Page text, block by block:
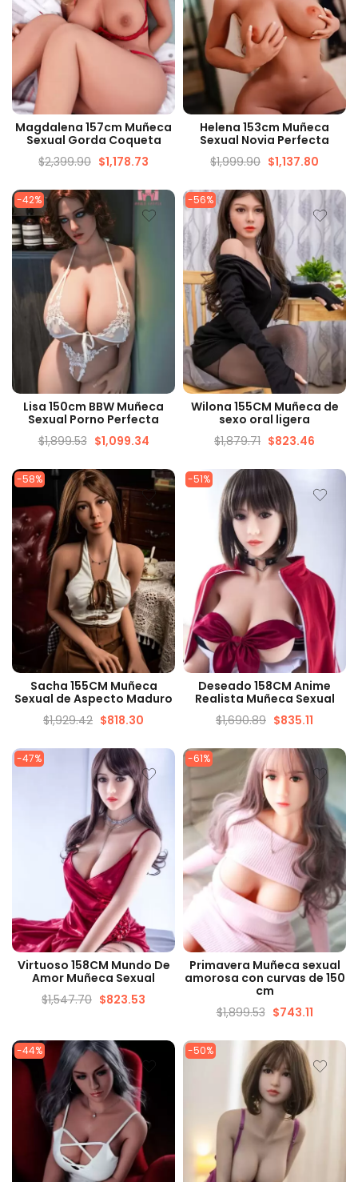
VISTA RÁPIDA
Magdalena 157cm Muñeca
Sexual Gorda Coqueta
$2,399.90 $1,178.73
VISTA RÁPIDA
Helena 153cm Muñeca
Sexual Novia Perfecta
$1,999.90 $1,137.80
-42%
VISTA RÁPIDA
Lisa 150cm BBW Muñeca
Sexual Porno Perfecta
$1,899.53 $1,099.34
-56%
VISTA RÁPIDA
Wilona 155CM Muñeca de
sexo oral ligera
$1,879.71 $823.46
-58%
VISTA RÁPIDA
Sacha 155CM Muñeca
Sexual de Aspecto Maduro
$1,929.42 $818.30
-51%
VISTA RÁPIDA
Deseado 158CM Anime
Realista Muñeca Sexual
$1,690.89 $835.11
-47%
VISTA RÁPIDA
Virtuoso 158CM Mundo De
Amor Muñeca Sexual
$1,547.70 $823.53
-61%
VISTA RÁPIDA
Primavera Muñeca sexual
amorosa con curvas de 150
cm
$1,899.53 $743.11
-44% -50%